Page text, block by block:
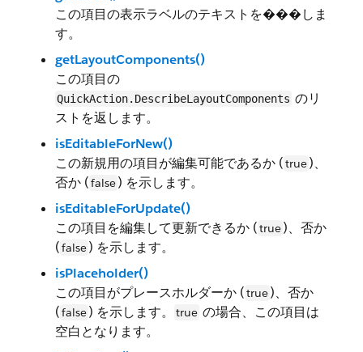
この項目の表示ラベルのテキストを���しま
す。
getLayoutComponents()
この項目の
QuickAction.DescribeLayoutComponents のリ
ストを返します。
isEditableForNew()
この新規用の項目が編集可能であるか (true)、
否か (false) を示します。
isEditableForUpdate()
この項目を編集して更新できるか (true)、否か
(false) を示します。
isPlaceholder()
この項目がプレースホルダーか (true)、否か
(false) を示します。 true の場合、この項目は
空白となります。